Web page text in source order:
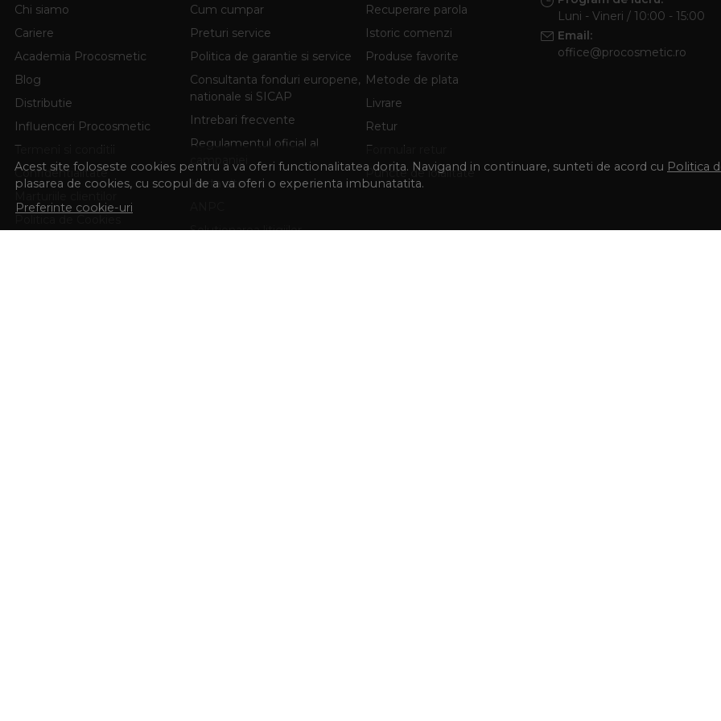
Acest site foloseste cookies pentru a va oferi functionalitatea dorita. Navigand in continuare, sunteti de acord cu Politica
plasarea de cookies, cu scopul de a va oferi o experienta imbunatatita.
Preferinte cookie-uri
Chi siamo
Cariere
Academia Procosmetic
Blog
Distributie
Influenceri Procosmetic
Termeni si conditii
Confidentialitate
Cum cumpar
Preturi service
Politica de garantie si service
Consultanta fonduri europene,
nationale si SICAP
Intrebari frecvente
Regulamentul oficial al
campaniei
Harta site
Solutionarea litigiilor
Recuperare parola
Istoric comenzi
Produse favorite
Metode de plata
Livrare
Retur
Formular retur
Puncte de loialitate
Luni - Vineri / 10:00 - 15:00
Email:
office@procosmetic.ro